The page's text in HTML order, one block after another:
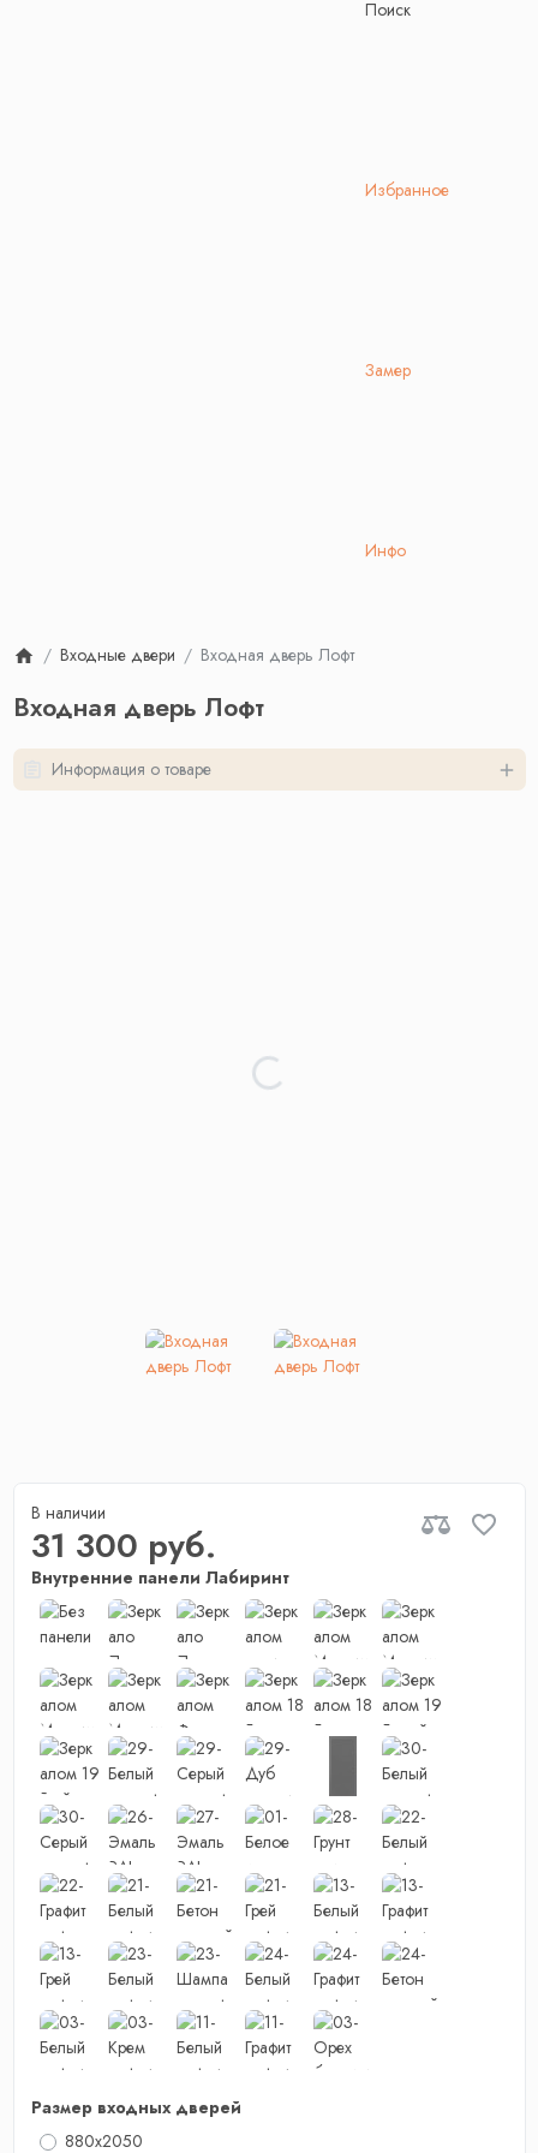
Поиск
Избранное
Замер
Инфо
Входные двери Входная дверь Лофт
Входная дверь Лофт
Информация о товаре
В наличии
31 300 руб.
Внутренние панели Лабиринт
Размер входных дверей
880x2050